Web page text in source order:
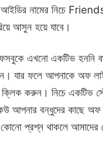
নামের নিচে Friends
আসুন হয়ে যাবে।
এখনো একটিভ হননি
যার ফলে আপনাকে অফ
ক্লিক করুন। নিচে
আপনার বন্ধুদের কাছে অফ
থাকলে আমাদের কে